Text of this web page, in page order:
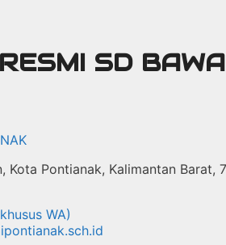
SD
Kota Pontianak, Kalimantan Barat,
WA)